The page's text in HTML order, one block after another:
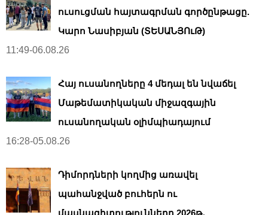
ուսուցման հայտագրման գործընթացը.
Կարո Նասիբյան (ՏԵՍԱՆՅՈւԹ)
11:49-06.08.26
Հայ ուսանողները 4 մեդալ են նվաճել
Մաթեմատիկական միջազգային
ուսանողական օլիմպիադայում
16:28-05.08.26
Դիմորդների կողմից առավել
պահանջված բուհերն ու
մասնագիտությունները 2026թ․